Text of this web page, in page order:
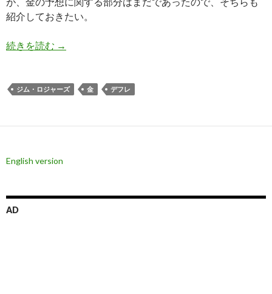
紹介しておきたい。
続きを読む ジム・ロジャーズ氏: 世界同時株安でもドルは上
→
ジム・ロジャーズ 金 デフレ
English version
AD